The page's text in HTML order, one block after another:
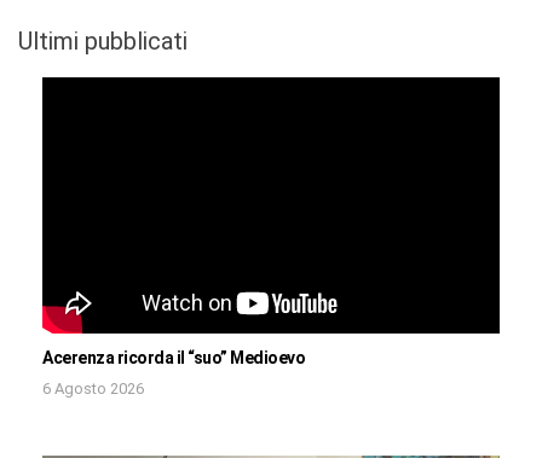
Ultimi pubblicati
Acerenza ricorda il “suo” Medioevo
6 Agosto 2026